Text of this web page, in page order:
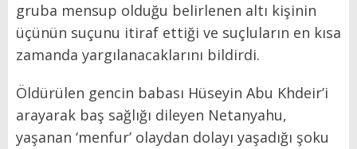
gruba mensup olduğu belirlenen altı kişinin
üçünün suçunu itiraf ettiği ve suçluların en kısa
zamanda yargılanacaklarını bildirdi.
Öldürülen gencin babası Hüseyin Abu Khdeir’i
arayarak baş sağlığı dileyen Netanyahu,
yaşanan ‘menfur’ olaydan dolayı yaşadığı şoku